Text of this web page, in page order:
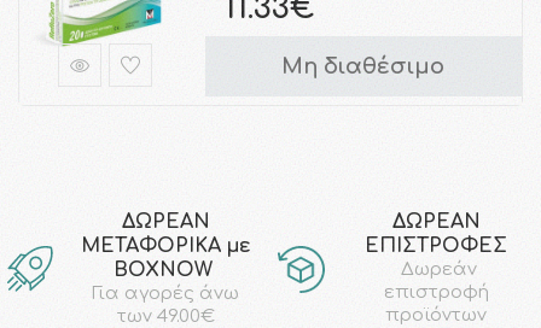
11.33€
Μη διαθέσιμο
ΔΩΡΕΑΝ
ΜΕΤΑΦΟΡΙΚΑ με
ΒΟΧΝΟW
Για αγορές άνω
των 49.00€
ΔΩΡΕΑΝ
ΕΠΙΣΤΡΟΦΕΣ
Δωρεάν
επιστροφή
προϊόντων